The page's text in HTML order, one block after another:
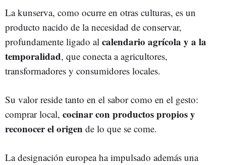
La kunserva, como ocurre en otras culturas, es un
producto nacido de la necesidad de conservar,
profundamente ligado al calendario agrícola y a la
temporalidad, que conecta a agricultores,
transformadores y consumidores locales.
Su valor reside tanto en el sabor como en el gesto:
comprar local, cocinar con productos propios y
reconocer el origen de lo que se come.
La designación europea ha impulsado además una